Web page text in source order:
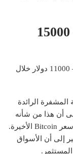
قد تصل عملة البيتكوين إلى 15000
لقد أذهل توطيد Bitcoin في المستوى المرتفع – 11000 دولار خلال
المشفرة الرائدة
دولار. وأشار إلى أن هذا من شأنه
أن يرضي تحليل Elliot Wave الذي أجراه لحركة سعر Bitcoin الأخيرة.
إلى أن الأسواق